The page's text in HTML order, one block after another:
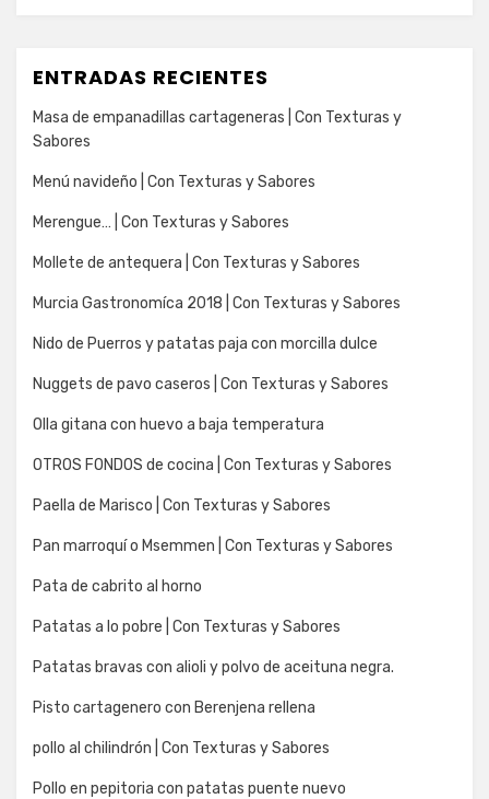
ENTRADAS RECIENTES
Masa de empanadillas cartageneras | Con Texturas y
Sabores
Menú navideño | Con Texturas y Sabores
Merengue… | Con Texturas y Sabores
Mollete de antequera | Con Texturas y Sabores
Murcia Gastronomíca 2018 | Con Texturas y Sabores
Nido de Puerros y patatas paja con morcilla dulce
Nuggets de pavo caseros | Con Texturas y Sabores
Olla gitana con huevo a baja temperatura
OTROS FONDOS de cocina | Con Texturas y Sabores
Paella de Marisco | Con Texturas y Sabores
Pan marroquí o Msemmen | Con Texturas y Sabores
Pata de cabrito al horno
Patatas a lo pobre | Con Texturas y Sabores
Patatas bravas con alioli y polvo de aceituna negra.
Pisto cartagenero con Berenjena rellena
pollo al chilindrón | Con Texturas y Sabores
Pollo en pepitoria con patatas puente nuevo